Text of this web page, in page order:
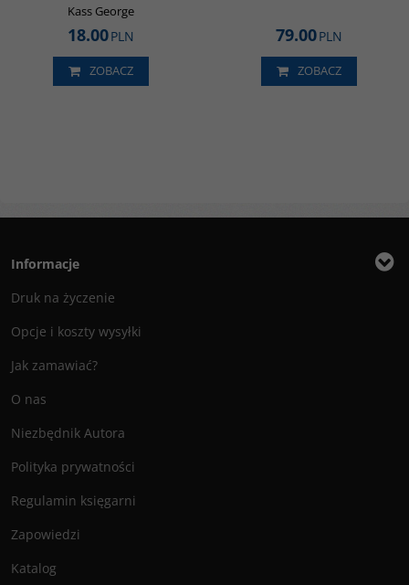
Kass George
18.00PLN
ZOBACZ
79.00PLN
ZOBACZ
Informacje
Druk na życzenie
Opcje i koszty wysyłki
Jak zamawiać?
O nas
Niezbędnik Autora
Polityka prywatności
Regulamin księgarni
Zapowiedzi
Katalog